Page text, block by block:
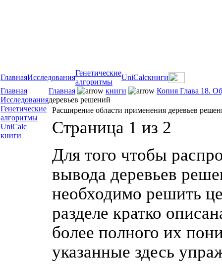
ГлавнаяИсследования
Генетические
алгоритмы
UniCalcкниги
Главная
Исследования
Генетические
алгоритмы
UniCalc
книги
Главная книги
Копия Глава 18.
деревьев решений
Расширение области применения деревьев
Страница 1 из 2
Для того чтобы
вывода деревьев
необходимо решить
разделе кратко
более полного их
указанные здесь